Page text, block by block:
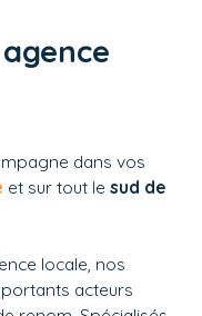
dans vos
et sur tout le sud de
locale, nos
acteurs